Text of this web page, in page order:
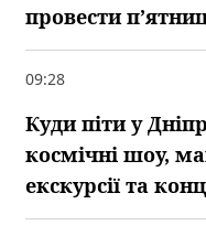
провести
09:28
Куди піти у
космічні шоу,
екскурсії та